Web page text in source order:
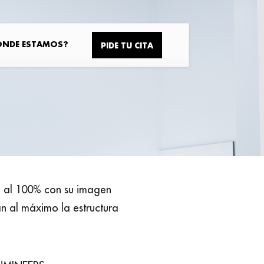
ESTAMOS? PIDE TU CITA
100% con su imagen
al máximo la estructura